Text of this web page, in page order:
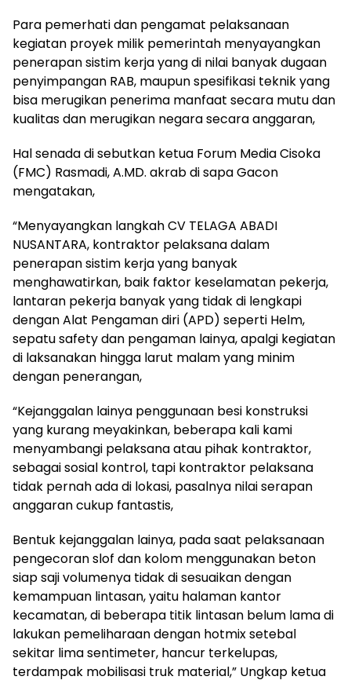
Para pemerhati dan pengamat pelaksanaan
kegiatan proyek milik pemerintah menyayangkan
penerapan sistim kerja yang di nilai banyak dugaan
penyimpangan RAB, maupun spesifikasi teknik yang
bisa merugikan penerima manfaat secara mutu dan
kualitas dan merugikan negara secara anggaran,
Hal senada di sebutkan ketua Forum Media Cisoka
(FMC) Rasmadi, A.MD. akrab di sapa Gacon
mengatakan,
“Menyayangkan langkah CV TELAGA ABADI
NUSANTARA, kontraktor pelaksana dalam
penerapan sistim kerja yang banyak
menghawatirkan, baik faktor keselamatan pekerja,
lantaran pekerja banyak yang tidak di lengkapi
dengan Alat Pengaman diri (APD) seperti Helm,
sepatu safety dan pengaman lainya, apalgi kegiatan
di laksanakan hingga larut malam yang minim
dengan penerangan,
“Kejanggalan lainya penggunaan besi konstruksi
yang kurang meyakinkan, beberapa kali kami
menyambangi pelaksana atau pihak kontraktor,
sebagai sosial kontrol, tapi kontraktor pelaksana
tidak pernah ada di lokasi, pasalnya nilai serapan
anggaran cukup fantastis,
Bentuk kejanggalan lainya, pada saat pelaksanaan
pengecoran slof dan kolom menggunakan beton
siap saji volumenya tidak di sesuaikan dengan
kemampuan lintasan, yaitu halaman kantor
kecamatan, di beberapa titik lintasan belum lama di
lakukan pemeliharaan dengan hotmix setebal
sekitar lima sentimeter, hancur terkelupas,
terdampak mobilisasi truk material,” Ungkap ketua